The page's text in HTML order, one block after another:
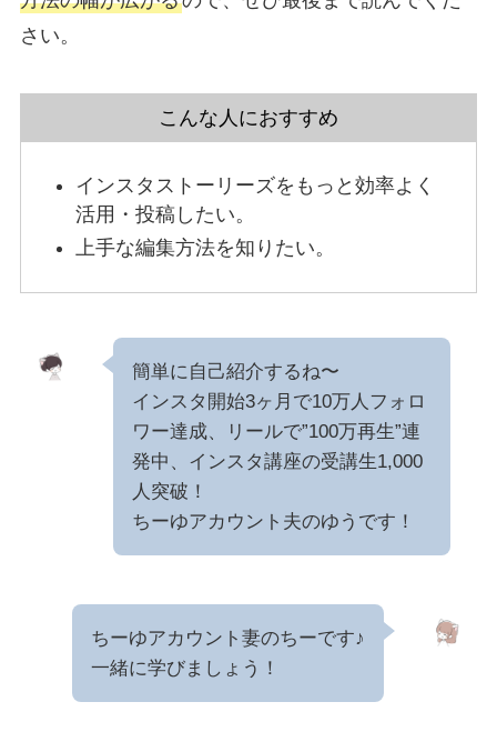
さい。
こんな人におすすめ
インスタストーリーズをもっと効率よく
活用・投稿したい。
上手な編集方法を知りたい。
簡単に自己紹介するね〜
インスタ開始3ヶ月で10万人フォロ
ワー達成、リールで”100万再生”連
発中、インスタ講座の受講生1,000
人突破！
ちーゆアカウント夫のゆうです！
ちーゆアカウント妻のちーです♪
一緒に学びましょう！